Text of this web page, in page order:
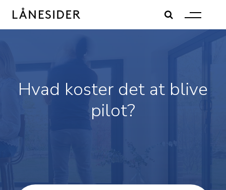
content
Hvad koster det at blive
pilot?